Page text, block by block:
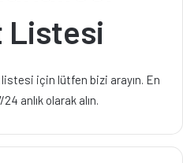
Listesi
için lütfen bizi arayın. En
anlık olarak alın.